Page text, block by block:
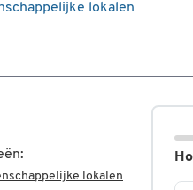
lokalen
lokalen